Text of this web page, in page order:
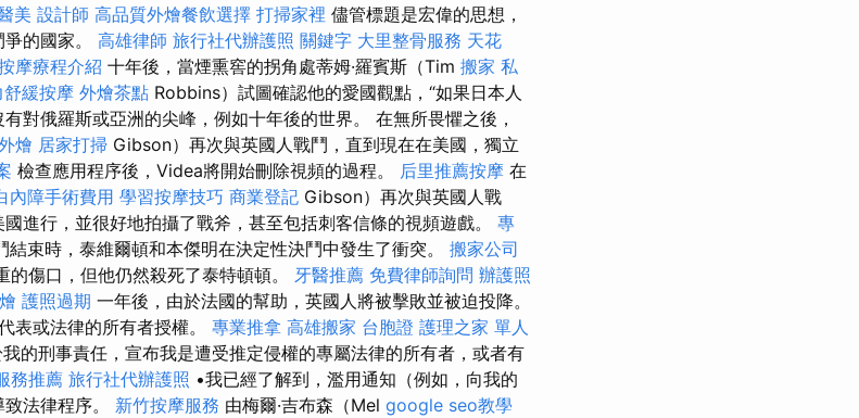
美 設計師 高品質外燴餐飲選擇 打掃家裡 儘管標題是宏偉的思想，
的國家。 高雄律師 旅行社代辦護照 關鍵字 大里整骨服務 天花
摩療程介紹 十年後，當煙熏窖的拐角處蒂姆·羅賓斯（Tim 搬家 私
緩按摩 外燴茶點 Robbins）試圖確認他的愛國觀點，“如果日本人
對俄羅斯或亞洲的尖峰，例如十年後的世界。 在無所畏懼之後，
燴 居家打掃 Gibson）再次與英國人戰鬥，直到現在在美國，獨立
檢查應用程序後，Videa將開始刪除視頻的過程。 后里推薦按摩 在
內障手術費用 學習按摩技巧 商業登記 Gibson）再次與英國人戰
進行，並很好地拍攝了戰斧，甚至包括刺客信條的視頻遊戲。 專
結束時，泰維爾頓和本傑明在決定性決鬥中發生了衝突。 搬家公司
的傷口，但他仍然殺死了泰特頓頓。 牙醫推薦 免費律師詢問 辦護照
護照過期 一年後，由於法國的幫助，英國人將被擊敗並被迫投降。
表或法律的所有者授權。 專業推拿 高雄搬家 台胞證 護理之家 單人
的刑事責任，宣布我是遭受推定侵權的專屬法律的所有者，或者有
務推薦 旅行社代辦護照 •我已經了解到，濫用通知（例如，向我的
法律程序。 新竹按摩服務 由梅爾·吉布森（Mel google seo教學